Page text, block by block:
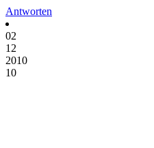
Antworten
02
12
2010
10